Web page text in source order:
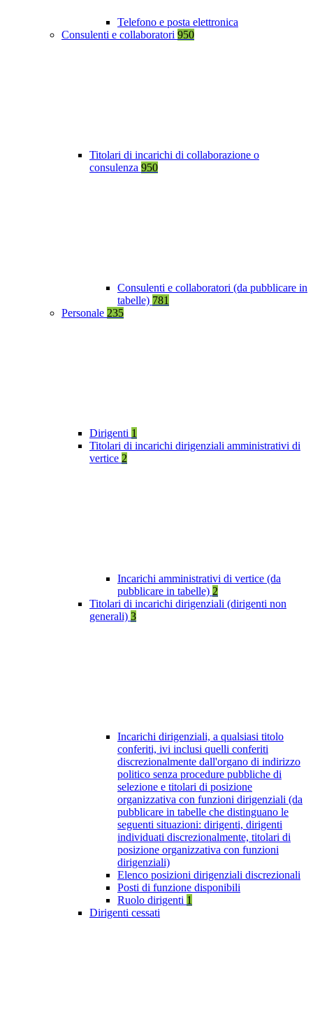
Telefono e posta elettronica
Consulenti e collaboratori 950
Titolari di incarichi di collaborazione o
consulenza 950
Consulenti e collaboratori (da pubblicare in
tabelle) 781
Personale 235
Dirigenti 1
Titolari di incarichi dirigenziali amministrativi di
vertice 2
Incarichi amministrativi di vertice (da
pubblicare in tabelle) 2
Titolari di incarichi dirigenziali (dirigenti non
generali) 3
Incarichi dirigenziali, a qualsiasi titolo
conferiti, ivi inclusi quelli conferiti
discrezionalmente dall'organo di indirizzo
politico senza procedure pubbliche di
selezione e titolari di posizione
organizzativa con funzioni dirigenziali (da
pubblicare in tabelle che distinguano le
seguenti situazioni: dirigenti, dirigenti
individuati discrezionalmente, titolari di
posizione organizzativa con funzioni
dirigenziali)
Elenco posizioni dirigenziali discrezionali
Posti di funzione disponibili
Ruolo dirigenti 1
Dirigenti cessati